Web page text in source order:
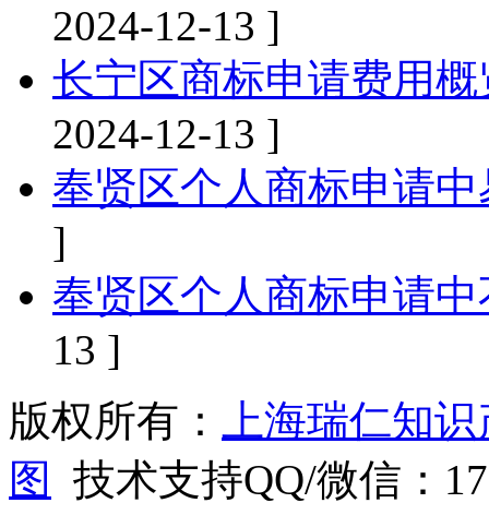
2024-12-13 ]
长宁区商标申请费用
2024-12-13 ]
奉贤区个人商标申请
]
奉贤区个人商标申请
13 ]
版权所有：
上海瑞仁知
图
技术支持QQ/微信：